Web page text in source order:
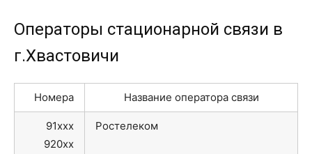
Операторы стационарной связи в
г.Хвастовичи
Номера Название оператора связи
91xxx
920xx
Ростелеком